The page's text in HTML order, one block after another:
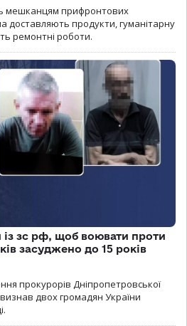
мешканцям прифронтових
доставляють продукти, гуманітарну
ремонтні роботи.
із зс рф, щоб воювати проти
засуджено до 15 років
прокурорів Дніпропетровської
двох громадян України